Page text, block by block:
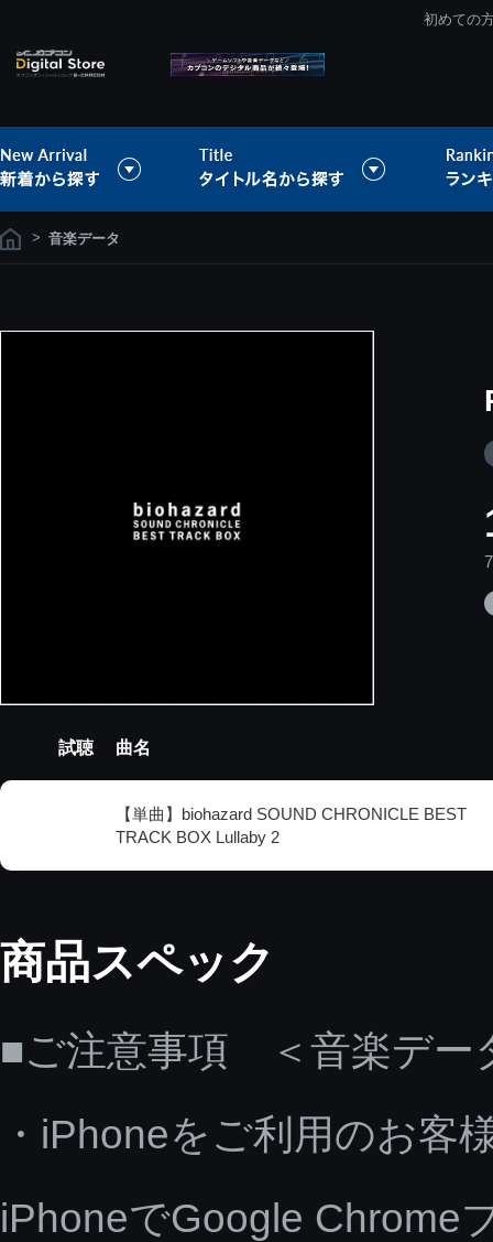
初めての
> 音楽データ
試聴 曲名
【単曲】biohazard SOUND CHRONICLE BEST
TRACK BOX Lullaby 2
商品スペック
■ご注意事項 ＜音楽デー
・iPhoneをご利用のお客
iPhoneでGoogle Chrome